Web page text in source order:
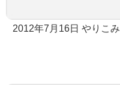
2012年7月16日 やりこみ